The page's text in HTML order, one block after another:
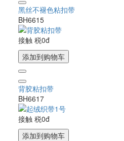
黑丝不褪色粘扣带
BH6615
接触 税0đ
添加到购物车
背胶粘扣带
BH6617
接触 税0đ
添加到购物车